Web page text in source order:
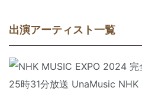
出演アーティスト一覧